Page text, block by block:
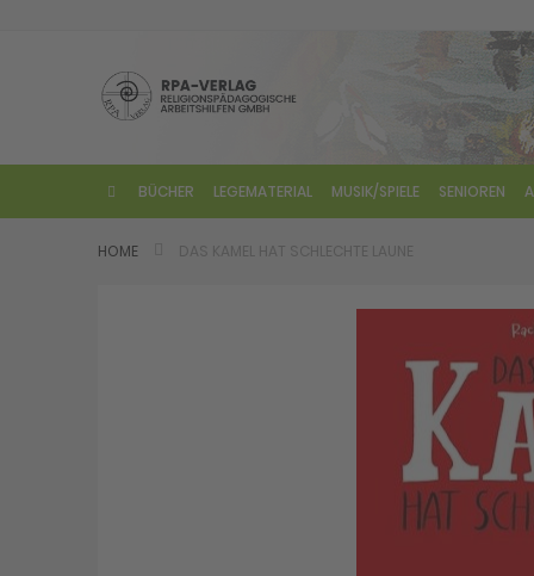
BÜCHER LEGEMATERIAL MUSIK/SPIELE SENIOREN
HOME DAS KAMEL HAT SCHLECHTE LAUNE